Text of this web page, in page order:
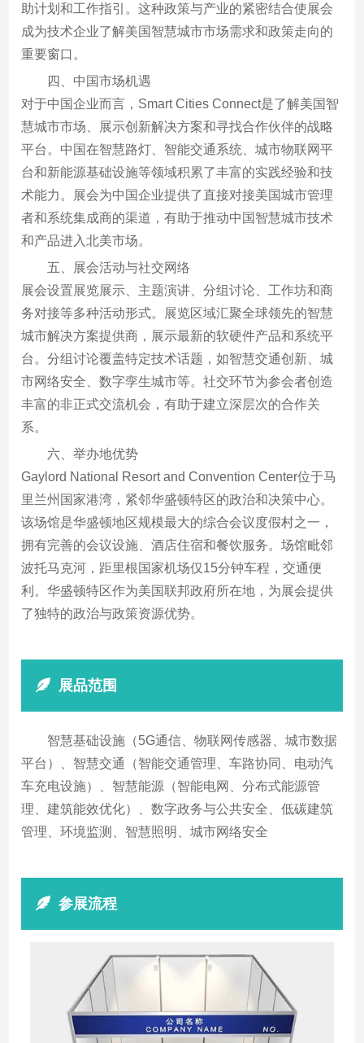
助计划和工作指引。这种政策与产业的紧密结合使展会
成为技术企业了解美国智慧城市市场需求和政策走向的
重要窗口。
四、中国市场机遇
对于中国企业而言，Smart Cities Connect是了解美国智
慧城市市场、展示创新解决方案和寻找合作伙伴的战略
平台。中国在智慧路灯、智能交通系统、城市物联网平
台和新能源基础设施等领域积累了丰富的实践经验和技
术能力。展会为中国企业提供了直接对接美国城市管理
者和系统集成商的渠道，有助于推动中国智慧城市技术
和产品进入北美市场。
五、展会活动与社交网络
展会设置展览展示、主题演讲、分组讨论、工作坊和商
务对接等多种活动形式。展览区域汇聚全球领先的智慧
城市解决方案提供商，展示最新的软硬件产品和系统平
台。分组讨论覆盖特定技术话题，如智慧交通创新、城
市网络安全、数字孪生城市等。社交环节为参会者创造
丰富的非正式交流机会，有助于建立深层次的合作关
系。
六、举办地优势
Gaylord National Resort and Convention Center位于马
里兰州国家港湾，紧邻华盛顿特区的政治和决策中心。
该场馆是华盛顿地区规模最大的综合会议度假村之一，
拥有完善的会议设施、酒店住宿和餐饮服务。场馆毗邻
波托马克河，距里根国家机场仅15分钟车程，交通便
利。华盛顿特区作为美国联邦政府所在地，为展会提供
了独特的政治与政策资源优势。
展品范围
智慧基础设施（5G通信、物联网传感器、城市数据
平台）、智慧交通（智能交通管理、车路协同、电动汽
车充电设施）、智慧能源（智能电网、分布式能源管
理、建筑能效优化）、数字政务与公共安全、低碳建筑
管理、环境监测、智慧照明、城市网络安全
参展流程